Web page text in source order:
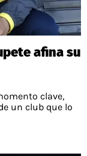
afina su
clave,
un club que lo